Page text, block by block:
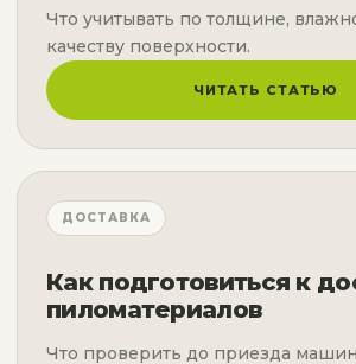
Что учитывать по толщине,
качеству поверхности.
ЧИТАТЬ СТАТЬЮ
ДОСТАВКА
Как подготовиться к
пиломатериалов
Что проверить до приезда